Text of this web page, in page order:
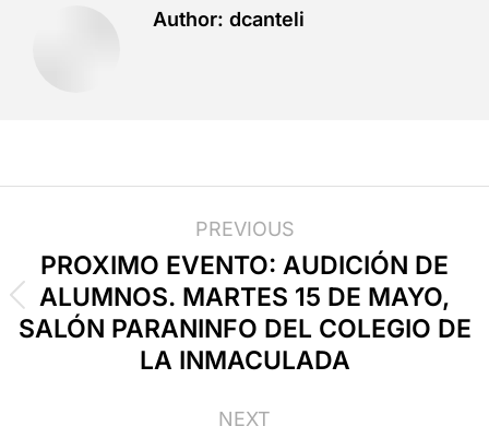
Author: dcanteli
PREVIOUS
PROXIMO EVENTO: AUDICIÓN DE
ALUMNOS. MARTES 15 DE MAYO,
SALÓN PARANINFO DEL COLEGIO DE
LA INMACULADA
NEXT